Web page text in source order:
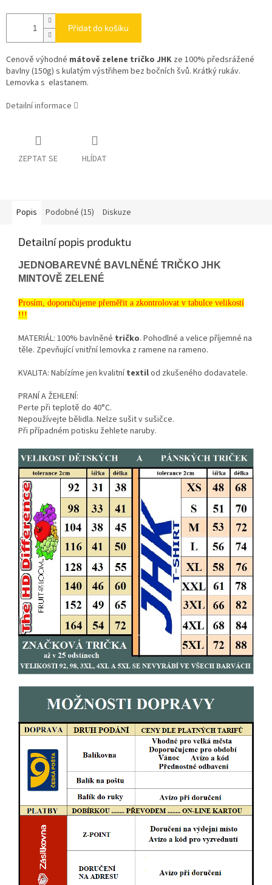
Přidat do košíku
Cenově výhodné mátově zelene tričko JHK ze 100% předsrážené
bavlny (150g) s kulatým výstřihem bez bočních švů. Krátký rukáv.
Lemovka s elastanem.
Detailní informace
ZEPTAT SE HLÍDAT
Popis Podobné (15) Diskuze
Detailní popis produktu
JEDNOBAREVNÉ BAVLNĚNÉ TRIČKO JHK
MINTOVĚ ZELENÉ
Prosím, doporučujeme přeměřit a zkontrolovat v tabulce velikostí
!!!
MATERIÁL: 100% bavlněné tričko. Pohodlné a velice příjemné na
těle. Zpevňující vnitřní lemovka z ramene na rameno.
KVALITA: Nabízíme jen kvalitnítextilod zkušeného dodavatele.
PRANÍ A ŽEHLENÍ:
Perte při teplotě do 40°C.
Nepoužívejte bělidla. Nelze sušit v sušičce.
Při případném potisku žehlete naruby.